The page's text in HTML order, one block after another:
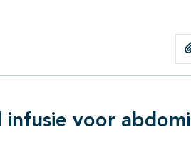
infusie voor